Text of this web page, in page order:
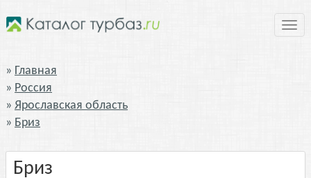
Главная
Россия
Ярославская область
Бриз
Бриз